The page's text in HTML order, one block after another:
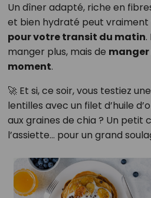
Un dîner adapté, riche en
et bien hydraté peut vraiment
pour votre transit du matin
manger plus, mais de manger
moment.
🚀 Et si, ce soir, vous testiez
lentilles avec un filet d’huile
aux graines de chia ? Un petit
l’assiette… pour un grand